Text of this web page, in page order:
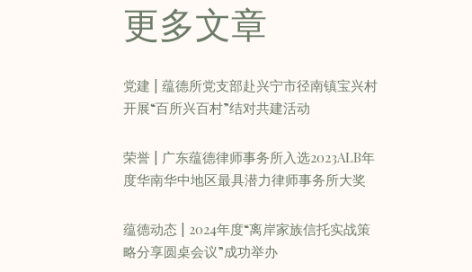
更多文章
党建 | 蕴德所党支部赴兴宁市径南镇宝兴村
开展“百所兴百村”结对共建活动
荣誉 | 广东蕴德律师事务所入选2023ALB年
度华南华中地区最具潜力律师事务所大奖
蕴德动态 | 2024年度“离岸家族信托实战策
略分享圆桌会议”成功举办